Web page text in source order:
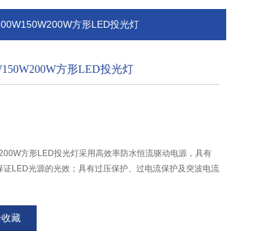
方形LED投光灯
方形LED投光灯
方形LED投光灯采用高效率防水恒流驱动电源，具有
LED光源的光效；具有过压保护、过电流保护及突波电流
藏